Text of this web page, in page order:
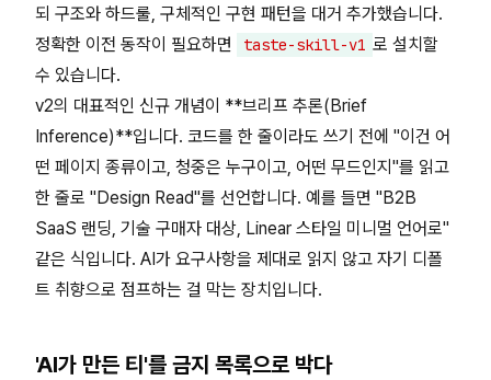
되 구조와 하드룰, 구체적인 구현 패턴을 대거 추가했습니다.
정확한 이전 동작이 필요하면
taste-skill-v1 로 설치할
수 있습니다.
v2의 대표적인 신규 개념이 **브리프 추론(Brief
Inference)**입니다. 코드를 한 줄이라도 쓰기 전에 "이건 어
떤 페이지 종류이고, 청중은 누구이고, 어떤 무드인지"를 읽고
한 줄로 "Design Read"를 선언합니다. 예를 들면 "B2B
SaaS 랜딩, 기술 구매자 대상, Linear 스타일 미니멀 언어로"
같은 식입니다. AI가 요구사항을 제대로 읽지 않고 자기 디폴
트 취향으로 점프하는 걸 막는 장치입니다.
'AI가 만든 티'를 금지 목록으로 박다